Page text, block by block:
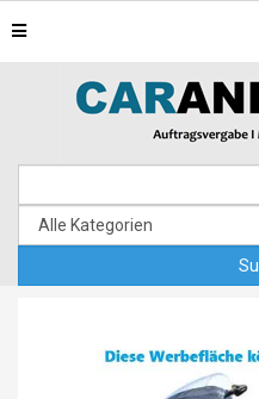
Toggle
navigation